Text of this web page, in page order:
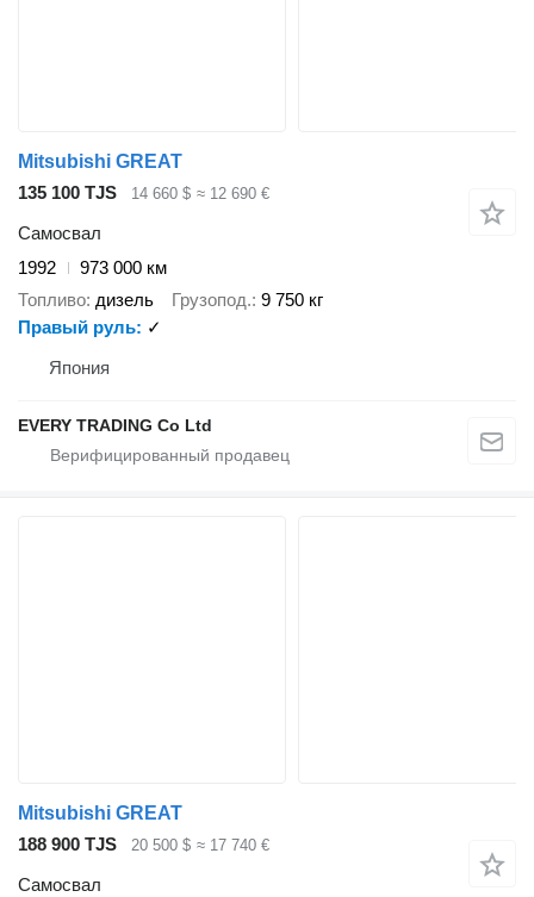
Mitsubishi GREAT
135 100 TJS
14 660 $ ≈ 12 690 €
Самосвал
1992
973 000 км
Топливо дизель Грузопод. 9 750 кг
Правый руль
✓
Япония
EVERY TRADING Co Ltd
Mitsubishi GREAT
188 900 TJS
20 500 $ ≈ 17 740 €
Самосвал